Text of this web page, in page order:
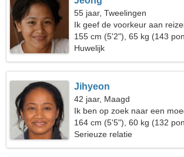
55 jaar, Tweelingen
Ik geef de voorkeur aan
155 cm (5'2"), 65 kg (143
Huwelijk
Jihyeon
42 jaar, Maagd
Ik ben op zoek naar een
dansen
164 cm (5'5"), 60 kg (132
Serieuze relatie